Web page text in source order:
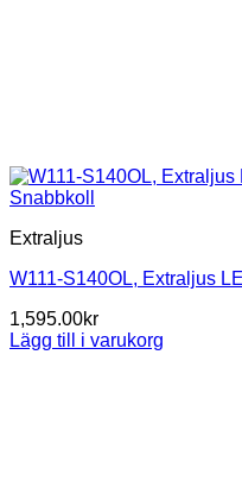
Snabbkoll
Extraljus
W111-S140OL, Extraljus
1,595.00kr
Lägg till i varukorg